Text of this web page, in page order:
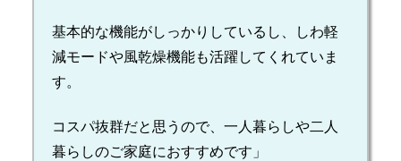
基本的な機能がしっかりしているし、しわ軽
減モードや風乾燥機能も活躍してくれていま
す。
コスパ抜群だと思うので、一人暮らしや二人
暮らしのご家庭におすすめです」